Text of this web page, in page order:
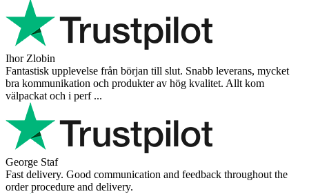
Ihor Zlobin
Fantastisk upplevelse från början till slut. Snabb leverans, mycket
bra kommunikation och produkter av hög kvalitet. Allt kom
välpackat och i perf ...
George Staf
Fast delivery. Good communication and feedback throughout the
order procedure and delivery.